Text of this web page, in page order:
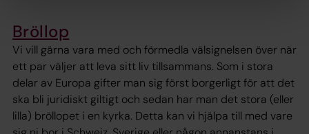
Bröllop
Vi vill gärna vara med och förmedla välsignelsen över när
ett par väljer att leva sitt liv tillsammans. Som i stora
delar av Europa gifter man sig först borgerligt för att det
ska bli juridiskt giltigt och sedan har man det stora (eller
lilla) bröllopet i en kyrka. Detta kan vi hjälpa till med vare